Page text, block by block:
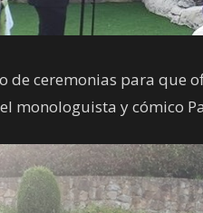
de ceremonias para
monologuista y cómico